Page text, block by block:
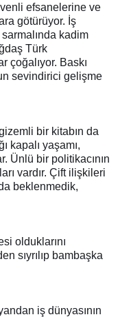
efsanelerine ve
götürüyor. İş
kadim
Türk
çoğalıyor. Baskı
sevindirici gelişme
bir kitabın da
kapalı yaşamı,
Ünlü bir politikacının
vardır. Çift ilişkileri
beklenmedik,
olduklarını
sıyrılıp bambaşka
iş dünyasının